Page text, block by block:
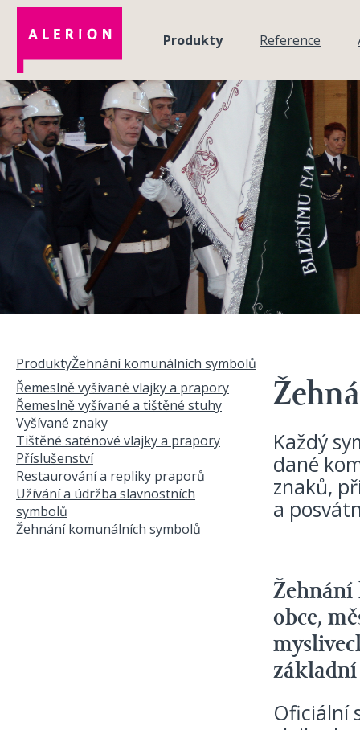
Přejít k hlavnímu obsahu
Produkty
Reference
Jste zde
ProduktyŽehnání komunálních symbolů
Každý
dané
znaků,
a
Žehnání
obce,
základní
Oficiální
Řemeslně vyšívané vlajky a prapory
Řemeslně vyšívané a tištěné stuhy
Vyšívané znaky
Tištěné saténové vlajky a prapory
Příslušenství
Restaurování a repliky praporů
Užívání a údržba slavnostních
symbolů
Žehnání komunálních symbolů